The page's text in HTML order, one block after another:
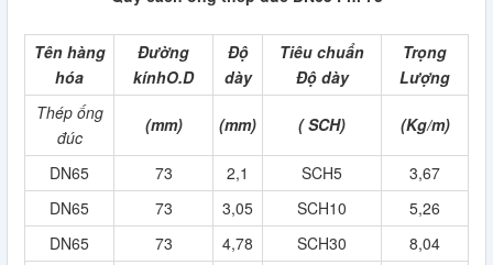
Tên hàng
hóa
Đường
kínhO.D
Độ
dày
Tiêu chuẩn
Độ dày
Trọng
Lượng
Thép ống
đúc
(mm) (mm) ( SCH) (Kg/m)
DN65 73 2,1 SCH5
3,67
DN65
73 3,05 SCH10
5,26
DN65
73 4,78 SCH30
8,04